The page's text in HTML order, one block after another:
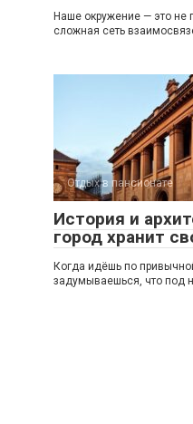
Наше окружение — это не
сложная сеть
Отдых в пансионате
История и
город хранит
Когда идёшь по
задумываешься, что под